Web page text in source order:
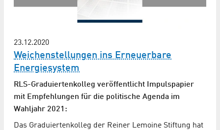
23.12.2020
Weichenstellungen ins Erneuerbare
Energiesystem
RLS-Graduiertenkolleg veröffentlicht Impulspapier
mit Empfehlungen für die politische Agenda im
Wahljahr 2021:
Das Graduiertenkolleg der Reiner Lemoine Stiftung hat